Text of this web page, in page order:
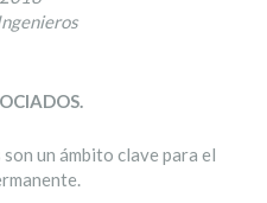
un ámbito clave para el